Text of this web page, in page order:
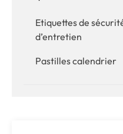
Etiquettes de
d’entretien
Pastilles calendrier